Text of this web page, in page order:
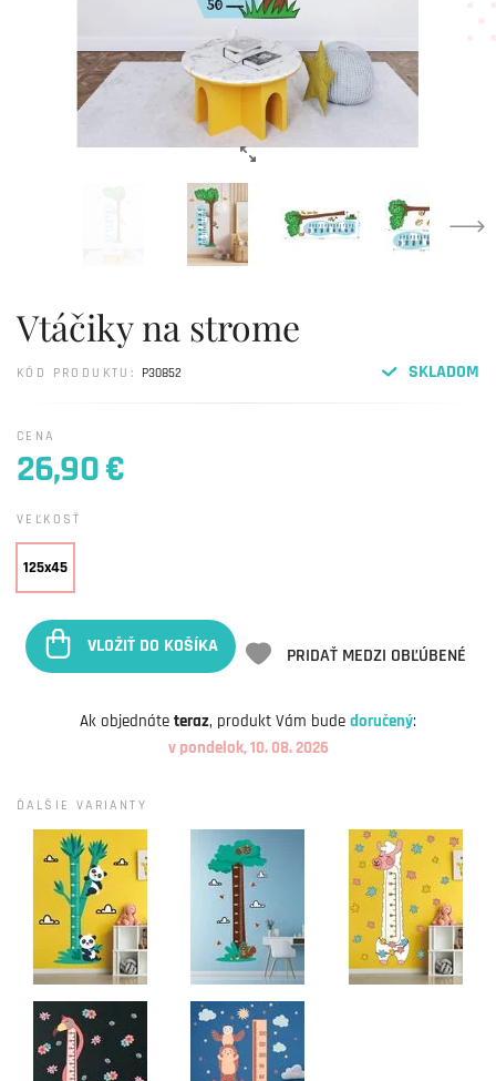
Vtáčiky na strome
SKLADOM
KÓD PRODUKTU: P30852
CENA
26,90 €
VEĽKOSŤ
125x45
VLOŽIŤ DO KOŠÍKA PRIDAŤ MEDZI OBĽÚBENÉ
Ak objednáte teraz, produkt Vám bude doručený:
v pondelok, 10. 08. 2026
ĎALŠIE VARIANTY